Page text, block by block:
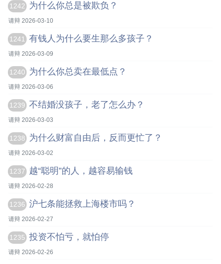
1242 为什么你总是被欺负？
请辩 2026-03-10
1241 有钱人为什么要生那么多孩子？
请辩 2026-03-09
1240 为什么你总卖在最低点？
请辩 2026-03-06
1239 不结婚没孩子，老了怎么办？
请辩 2026-03-03
1238 为什么财富自由后，反而更忙了？
请辩 2026-03-02
1237 越“聪明”的人，越容易输钱
请辩 2026-02-28
1236 沪七条能拯救上海楼市吗？
请辩 2026-02-27
1235 投资不怕亏，就怕停
请辩 2026-02-26